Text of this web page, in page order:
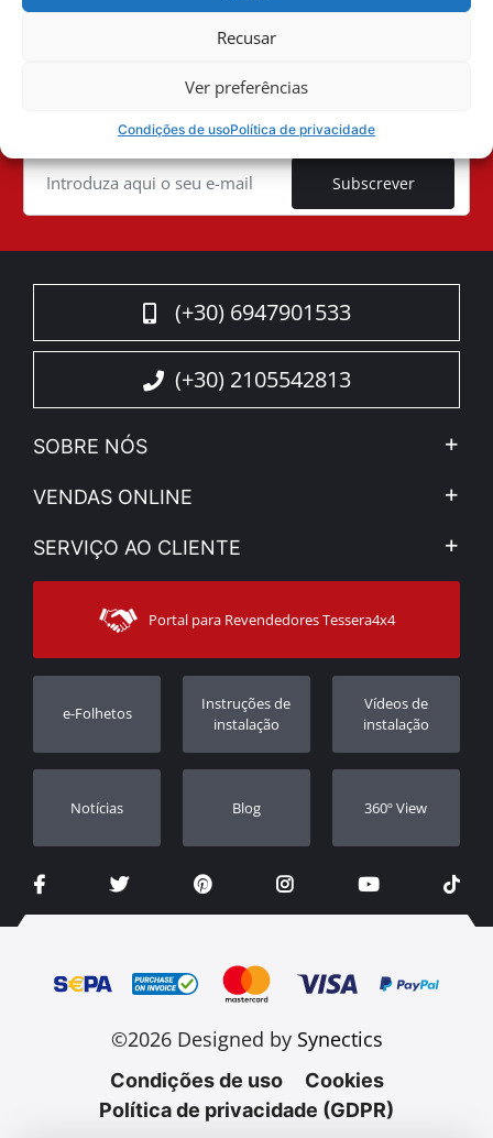
Recusar
Ver preferências
Condições de usoPolítica de privacidade
Não quer perder uma
oportunidade?
Subscrever
(+30) 6947901533
(+30) 2105542813
SOBRE NÓS
A Companhia
Notícias
Sitemap
VENDAS ONLINE
Minha Conta
Modos de Enviο
SERVIÇO AO CLIENTE
Contacto
Apoio ao cliente
Rastrear ordem
Revendedores
Portal para Revendedores Tessera4x4
e-Folhetos
Instruções de
instalação
Vídeos de
instalação
Notícias Blog 360º View
©2026 Designed by Synectics
Condições de uso
Cookies
Política de privacidade (GDPR)